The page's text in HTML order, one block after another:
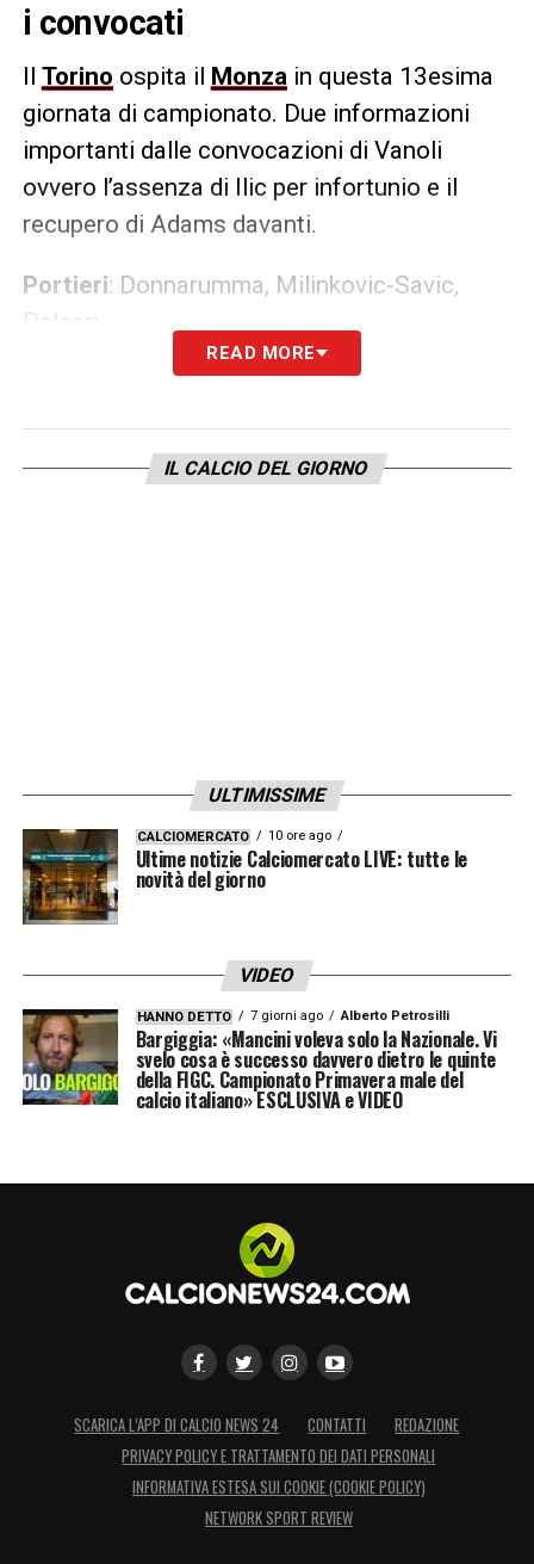
i convocati
Il Torino ospita il Monza in questa 13esima
giornata di campionato. Due informazioni
importanti dalle convocazioni di Vanoli
ovvero l’assenza di Ilic per infortunio e il
recupero di Adams davanti.
Portieri: Donnarumma, Milinkovic-Savic,
Paleari.
: Coco, Maripan, Masina, Vojvoda,
Centrocampisti: Ciammaglichella, Dembele,
Gineitis, Lazaro, Linetty, Pedersen, Ricci,
READ MORE
IL CALCIO DEL GIORNO
ULTIMISSIME
CALCIOMERCATO 10 ore ago
Ultime notizie Calciomercato LIVE: tutte le
novità del giorno
VIDEO
HANNO DETTO 7 giorni ago Alberto Petrosilli
Bargiggia: «Mancini voleva solo la Nazionale. Vi
svelo cosa è successo davvero dietro le quinte
della FIGC. Campionato Primavera male del
calcio italiano» ESCLUSIVA e VIDEO
SCARICA L’APP DI CALCIO NEWS 24 CONTATTI
REDAZIONE
PRIVACY POLICY E TRATTAMENTO DEI DATI PERSONALI
INFORMATIVA ESTESA SUI COOKIE (COOKIE POLICY)
NETWORK SPORT REVIEW